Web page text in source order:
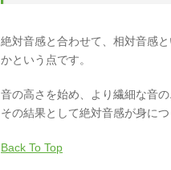
絶対音感と合わせて、相対音感
かという点です。
音の高さを始め、より繊細な音
その結果として絶対音感が身に
Back To Top